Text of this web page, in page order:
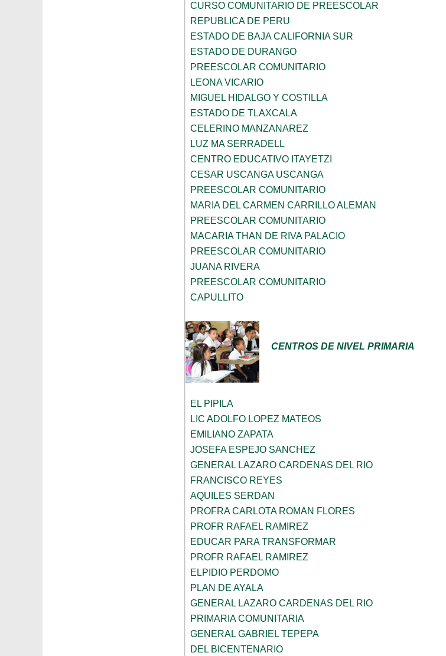
CURSO COMUNITARIO DE PREESCOLAR
REPUBLICA DE PERU
ESTADO DE BAJA CALIFORNIA SUR
ESTADO DE DURANGO
PREESCOLAR COMUNITARIO
LEONA VICARIO
MIGUEL HIDALGO Y COSTILLA
ESTADO DE TLAXCALA
CELERINO MANZANAREZ
LUZ MA SERRADELL
CENTRO EDUCATIVO ITAYETZI
CESAR USCANGA USCANGA
PREESCOLAR COMUNITARIO
MARIA DEL CARMEN CARRILLO ALEMAN
PREESCOLAR COMUNITARIO
MACARIA THAN DE RIVA PALACIO
PREESCOLAR COMUNITARIO
JUANA RIVERA
PREESCOLAR COMUNITARIO
CAPULLITO
CENTROS DE NIVEL PRIMARIA
EL PIPILA
LIC ADOLFO LOPEZ MATEOS
EMILIANO ZAPATA
JOSEFA ESPEJO SANCHEZ
GENERAL LAZARO CARDENAS DEL RIO
FRANCISCO REYES
AQUILES SERDAN
PROFRA CARLOTA ROMAN FLORES
PROFR RAFAEL RAMIREZ
EDUCAR PARA TRANSFORMAR
PROFR RAFAEL RAMIREZ
ELPIDIO PERDOMO
PLAN DE AYALA
GENERAL LAZARO CARDENAS DEL RIO
PRIMARIA COMUNITARIA
GENERAL GABRIEL TEPEPA
DEL BICENTENARIO